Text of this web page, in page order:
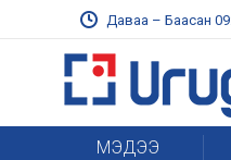
Даваа – Баасан
МЭДЭЭ